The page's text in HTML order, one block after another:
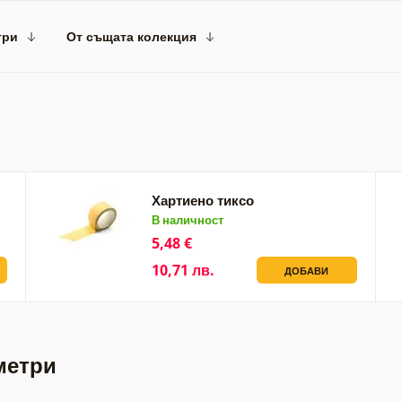
От същата колекция
Хартиено тиксо
В наличност
5,48 €
10,71 лв.
ДОБАВИ